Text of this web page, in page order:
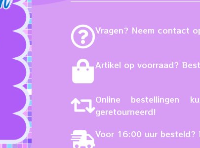
Vragen? Neem contact
Artikel op voorraad?
Online
geretourneerd!
Voor 16:00 uur besteld?